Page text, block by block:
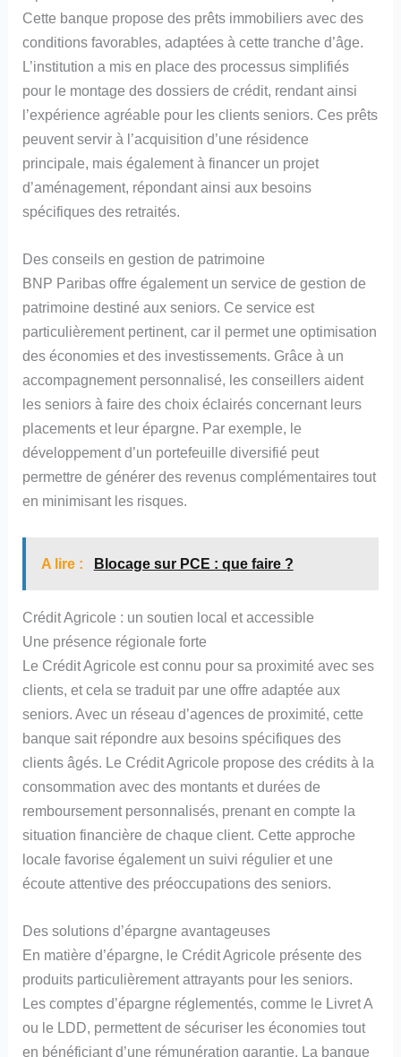
Cette banque propose des prêts immobiliers avec des
conditions favorables, adaptées à cette tranche d’âge.
L’institution a mis en place des processus simplifiés
pour le montage des dossiers de crédit, rendant ainsi
l’expérience agréable pour les clients seniors. Ces prêts
peuvent servir à l’acquisition d’une résidence
principale, mais également à financer un projet
d’aménagement, répondant ainsi aux besoins
spécifiques des retraités.
Des conseils en gestion de patrimoine
BNP Paribas offre également un service de gestion de
patrimoine destiné aux seniors. Ce service est
particulièrement pertinent, car il permet une optimisation
des économies et des investissements. Grâce à un
accompagnement personnalisé, les conseillers aident
les seniors à faire des choix éclairés concernant leurs
placements et leur épargne. Par exemple, le
développement d’un portefeuille diversifié peut
permettre de générer des revenus complémentaires tout
en minimisant les risques.
A lire : Blocage sur PCE : que faire ?
Crédit Agricole : un soutien local et accessible
Une présence régionale forte
Le Crédit Agricole est connu pour sa proximité avec ses
clients, et cela se traduit par une offre adaptée aux
seniors. Avec un réseau d’agences de proximité, cette
banque sait répondre aux besoins spécifiques des
clients âgés. Le Crédit Agricole propose des crédits à la
consommation avec des montants et durées de
remboursement personnalisés, prenant en compte la
situation financière de chaque client. Cette approche
locale favorise également un suivi régulier et une
écoute attentive des préoccupations des seniors.
Des solutions d’épargne avantageuses
En matière d’épargne, le Crédit Agricole présente des
produits particulièrement attrayants pour les seniors.
Les comptes d’épargne réglementés, comme le Livret A
ou le LDD, permettent de sécuriser les économies tout
en bénéficiant d’une rémunération garantie. La banque